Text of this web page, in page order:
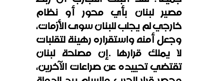
مصير لبنان بأي محور أو نظام
خارجي لم يجلب للبنان سوى الأزمات،
وجعل أمنه واستقراره رهينة لتقلبات
لا يملك قرارها .إن مصلحة لبنان
تقتضي تحييده عن صراعات الآخرين،